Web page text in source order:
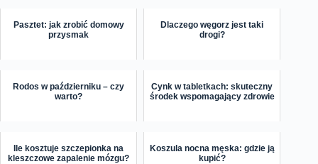
Pasztet: jak zrobić domowy
przysmak
Dlaczego węgorz jest taki
drogi?
Rodos w październiku – czy
warto?
Cynk w tabletkach: skuteczny
środek wspomagający zdrowie
Ile kosztuje szczepionka na
kleszczowe zapalenie mózgu?
Koszula nocna męska: gdzie ją
kupić?